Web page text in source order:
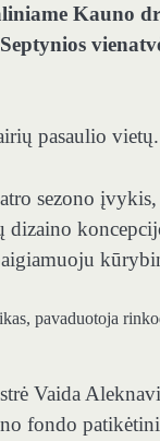
Kauno
pasaulio vietų.
sezono
dizaino
pavaduotoja
Vaida
fondo